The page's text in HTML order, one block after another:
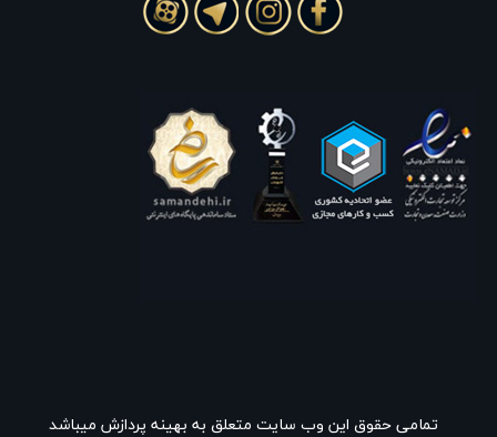
تمامی حقوق این وب سایت متعلق به بهینه پردازش میباشد